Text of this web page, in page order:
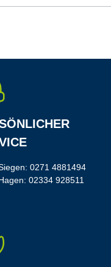
0271 4881494
02334 928511